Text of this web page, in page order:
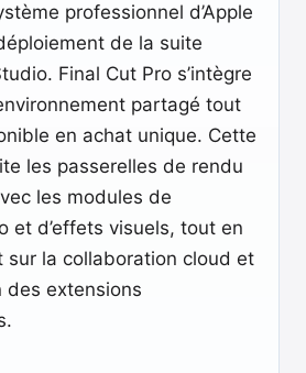
professionnel d’Apple
de la suite
Final Cut Pro s’intègre
partagé tout
en achat unique. Cette
les passerelles de rendu
les modules de
et d’effets visuels, tout en
sur la collaboration cloud et
des extensions